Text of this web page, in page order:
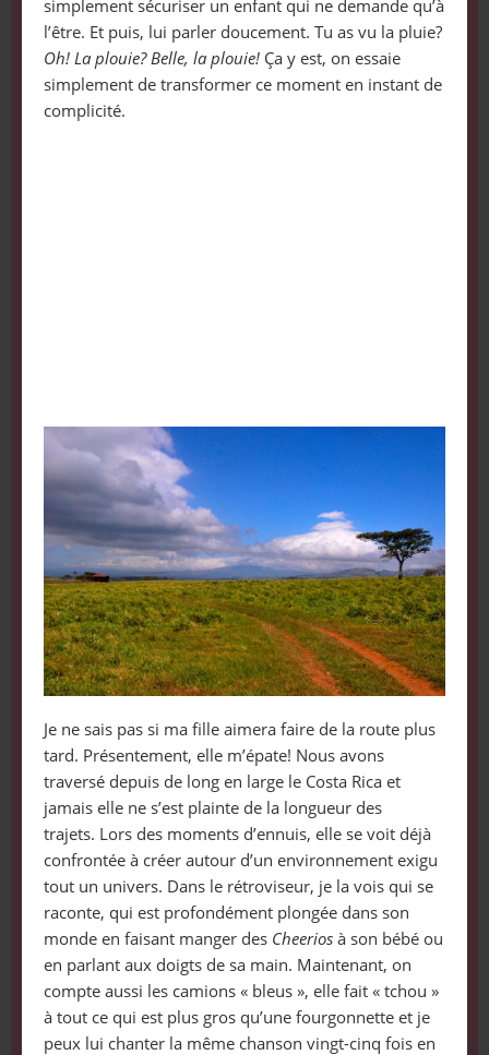
simplement sécuriser un enfant qui ne demande qu’à
l’être. Et puis, lui parler doucement. Tu as vu la pluie?
Oh! La plouie? Belle, la plouie! Ça y est, on essaie
simplement de transformer ce moment en instant de
complicité.
Je ne sais pas si ma fille aimera faire de la route plus
tard. Présentement, elle m’épate! Nous avons
traversé depuis de long en large le Costa Rica et
jamais elle ne s’est plainte de la longueur des
trajets. Lors des moments d’ennuis, elle se voit déjà
confrontée à créer autour d’un environnement exigu
tout un univers. Dans le rétroviseur, je la vois qui se
raconte, qui est profondément plongée dans son
monde en faisant manger des Cheerios à son bébé ou
en parlant aux doigts de sa main. Maintenant, on
compte aussi les camions « bleus », elle fait « tchou »
à tout ce qui est plus gros qu’une fourgonnette et je
peux lui chanter la même chanson vingt-cinq fois en